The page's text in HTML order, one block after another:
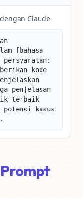
Claude
[bahasa
persyaratan:
kode
penjelasan
terbaik
potensi kasus